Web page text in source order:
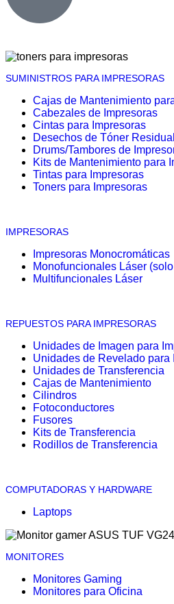
SUMINISTROS PARA IMPRESORAS
Cajas de Mantenimiento
Cabezales de Impresoras
Cintas para Impresoras
Desechos de Tóner
Drums/Tambores de
Kits de Mantenimiento para
Tintas para Impresoras
Toners para Impresoras
IMPRESORAS
Impresoras Monocromáticas
Monofuncionales Láser
Multifuncionales Láser
REPUESTOS PARA IMPRESORAS
Unidades de Imagen para
Unidades de Revelado para
Unidades de Transferencia
Cajas de Mantenimiento
Cilindros
Fotoconductores
Fusores
Kits de Transferencia
Rodillos de Transferencia
COMPUTADORAS Y HARDWARE
Laptops
MONITORES
Monitores Gaming
Monitores para Oficina